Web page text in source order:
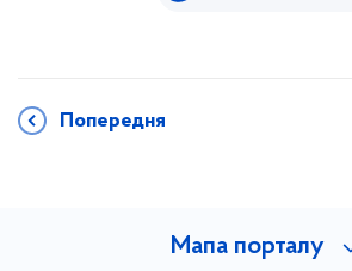
Попередня
Мапа порталу